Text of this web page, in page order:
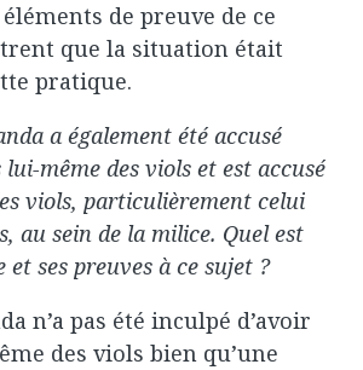
de preuve de ce
que la situation était
pratique.
a également été accusé
même des viols et est accusé
viols, particulièrement celui
au sein de la milice. Quel est
et ses preuves à ce sujet ?
n’a pas été inculpé d’avoir
des viols bien qu’une